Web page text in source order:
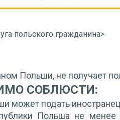
польского гражданина>
Польши, не получает
СОБЛЮСТИ:
может подать
Польша не